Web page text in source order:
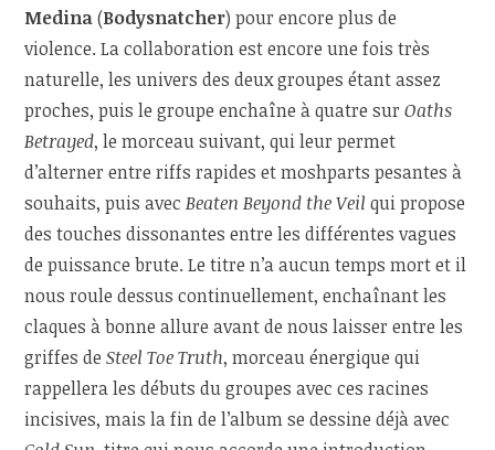
Medina(Bodysnatcher) pour encore plus de
violence. La collaboration est encore une fois très
naturelle, les univers des deux groupes étant assez
proches, puis le groupe enchaîne à quatre surOaths
Betrayed, le morceau suivant, qui leur permet
d’alterner entre riffs rapides et moshparts pesantes à
souhaits, puis avecBeaten Beyond the Veil qui propose
des touches dissonantes entre les différentes vagues
de puissance brute. Le titre n’a aucun temps mort et il
nous roule dessus continuellement, enchaînant les
claques à bonne allure avant de nous laisser entre les
griffes deSteel Toe Truth, morceau énergique qui
rappellera les débuts du groupes avec ces racines
incisives, mais la fin de l’album se dessine déjà avec